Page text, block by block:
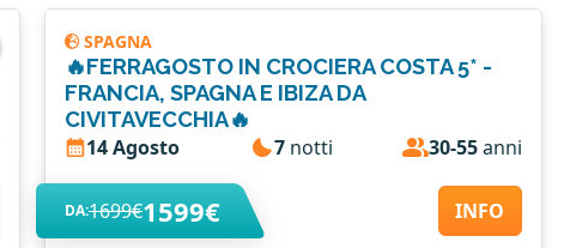
SPAGNA
🔥FERRAGOSTO IN CROCIERA COSTA 5* -
FRANCIA, SPAGNA E IBIZA DA
CIVITAVECCHIA🔥
14 Agosto 7notti 30-55anni
DA:1699€1599€ INFO